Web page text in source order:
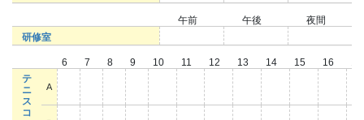
午前 午後
夜間
研修室
6 7 8 9 10 11 12 13 14 15 16
テ
ニ
ス
コ
A